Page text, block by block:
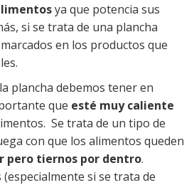
ya que potencia sus
si se trata de una plancha
en los productos que
plancha debemos tener en
que esté muy caliente
Se trata de un tipo de
con que los alimentos queden
pero tiernos por dentro.
si se trata de